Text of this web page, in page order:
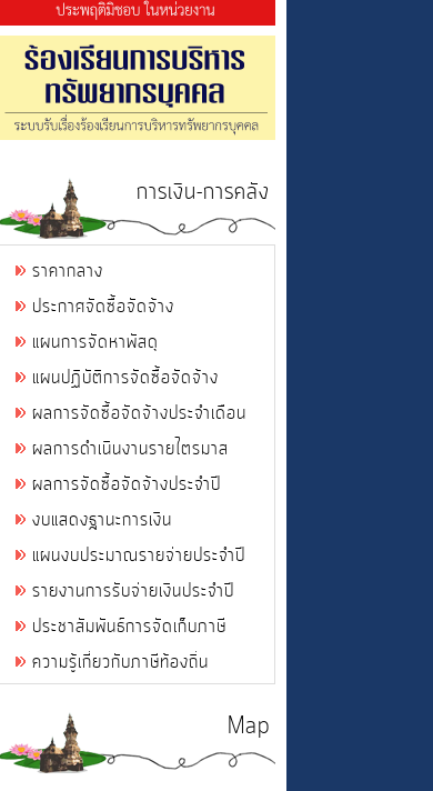
การเงิน-การคลัง
ราคากลาง
ประกาศจัดซื้อจัดจ้าง
แผนการจัดหาพัสดุ
แผนปฏิบัติการจัดซื้อจัดจ้าง
ผลการจัดซื้อจัดจ้างประจำเดือน
ผลการดำเนินงานรายไตรมาส
ผลการจัดซื้อจัดจ้างประจำปี
งบแสดงฐานะการเงิน
แผนงบประมาณรายจ่ายประจำปี
รายงานการรับจ่ายเงินประจำปี
ประชาสัมพันธ์การจัดเก็บภาษี
ความรู้เกี่ยวกับภาษีท้องถิ่น
Map